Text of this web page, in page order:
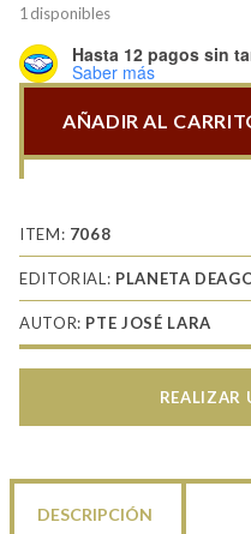
1 disponibles
Hasta 12 pagos sin
Saber más
Nam
Testimonio
Camboyano
AÑADIR AL
ITEM: 7068
EDITORIAL: PLANETA
AUTOR: PTE JOSÉ LARA
REALIZAR
DESCRIPCIÓN